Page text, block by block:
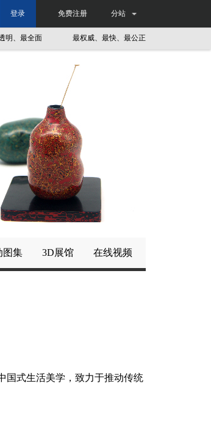
分站
免费注册
登录
最全面 最权威、最快、最公正、最透明、最全面
图集 3D展馆 在线视频
国式生活美学，致力于推动传统